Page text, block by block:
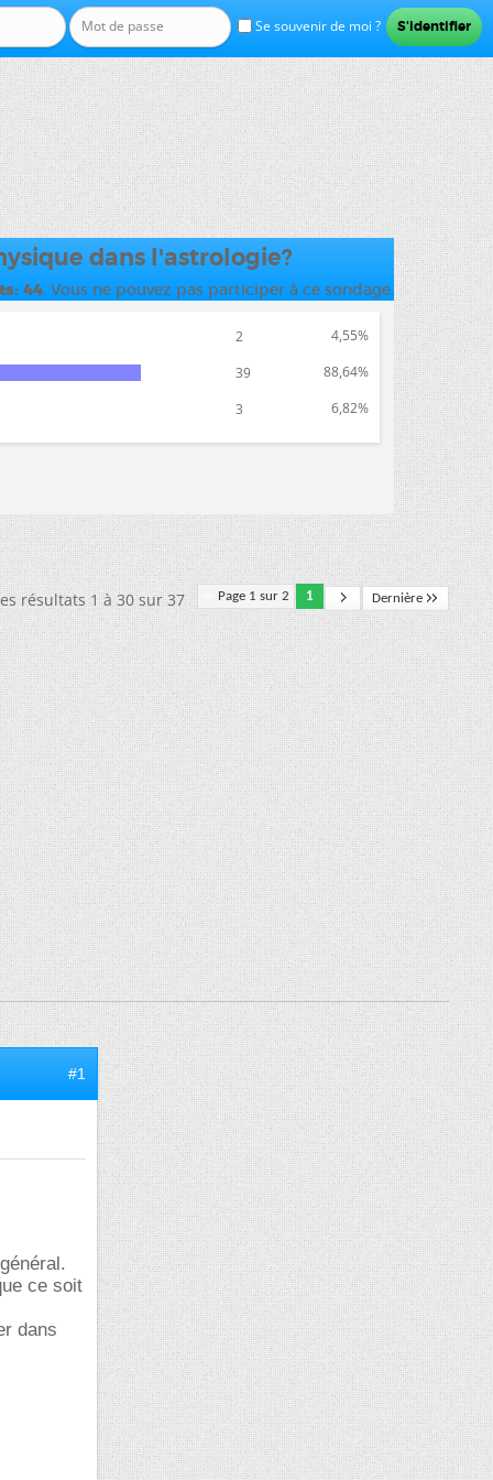
Se souvenir de moi ?
dans l'astrologie?
44. Vous ne pouvez pas participer à ce sondage.
2 4,55%
39 88,64%
3 6,82%
Page 1 sur 2 1 Dernière
résultats 1 à 30 sur 37
#1
ce soit
dans